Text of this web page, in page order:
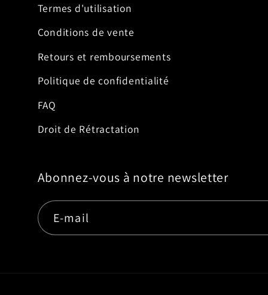
Termes d'utilisation
Conditions de vente
Retours et remboursements
Politique de confidentialité
FAQ
Droit de Rétractation
Abonnez-vous à notre newsletter
E-mail